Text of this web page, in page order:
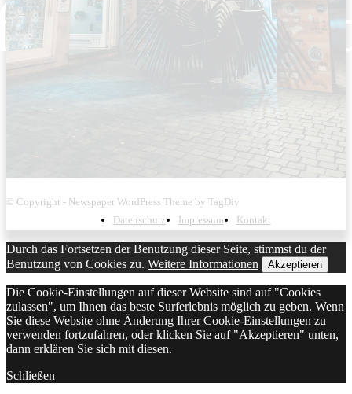
© Copyright - Newspaper WordPress Theme by TagDiv
Datenschutz
Impressum Kontakt
Durch das Fortsetzen der Benutzung dieser Seite, stimmst du der
Benutzung von Cookies zu. Weitere Informationen Akzeptieren
Die Cookie-Einstellungen auf dieser Website sind auf "Cookies
zulassen", um Ihnen das beste Surferlebnis möglich zu geben. Wenn
Sie diese Website ohne Änderung Ihrer Cookie-Einstellungen zu
verwenden fortzufahren, oder klicken Sie auf "Akzeptieren" unten,
dann erklären Sie sich mit diesen.
Schließen